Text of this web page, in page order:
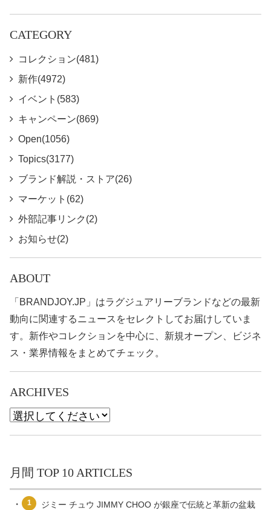
CATEGORY
コレクション(481)
新作(4972)
イベント(583)
キャンペーン(869)
Open(1056)
Topics(3177)
ブランド解説・ストア(26)
マーケット(62)
外部記事リンク(2)
お知らせ(2)
ABOUT
「BRANDJOY.JP」はラグジュアリーブランドなどの最新
動向に関連するニュースをセレクトしてお届けしていま
す。新作やコレクションを中心に、新規オープン、ビジネ
ス・業界情報をまとめてチェック。
ARCHIVES
月間 TOP 10 ARTICLES
1
ジミー チュウ JIMMY CHOO が銀座で伝統と革新の盆栽